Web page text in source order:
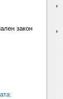
закон